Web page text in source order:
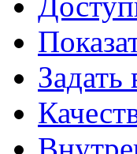
Задать